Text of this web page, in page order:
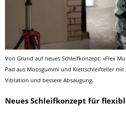
Von Grund auf neues Schleifkonzept: »Flex
Pad aus Moosgummi und Klettschleifteller
Vibration und bessere Absaugung.
Neues Schleifkonzept für